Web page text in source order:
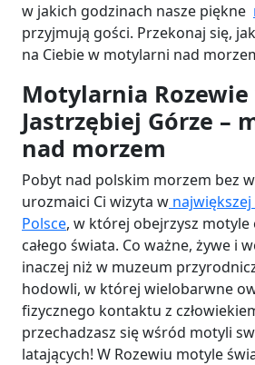
w jakich godzinach nasze piękne
przyjmują gości. Przekonaj się,
na Ciebie w motylarni nad
Motylarnia
Jastrzębiej Górze –
nad morzem
Pobyt nad polskim morzem bez
urozmaici Ci wizyta w
Polsce, w której obejrzysz motyle
całego świata. Co ważne, żywe i
inaczej niż w muzeum
hodowli, w której wielobarwne
fizycznego kontaktu z
przechadzasz się wśród motyli
latających! W Rozewiu motyle